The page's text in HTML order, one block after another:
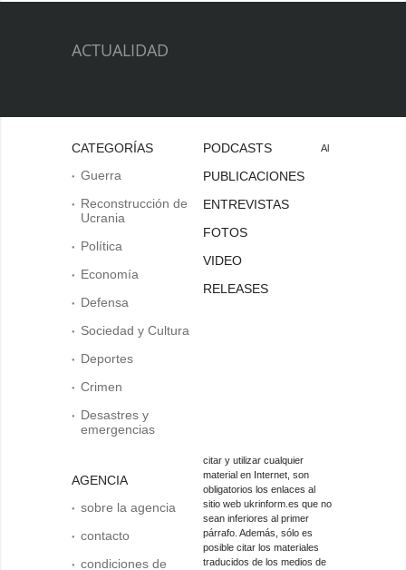
ACTUALIDAD
CATEGORÍAS
Guerra
Reconstrucción de
Ucrania
Política
Economía
Defensa
Sociedad y Cultura
Deportes
Crimen
Desastres y
emergencias
AGENCIA
sobre la agencia
contacto
condiciones de
PODCASTS
PUBLICACIONES
ENTREVISTAS
FOTOS
VIDEO
RELEASES
Al
citar y utilizar cualquier
material en Internet, son
obligatorios los enlaces al
sitio web ukrinform.es que no
sean inferiores al primer
párrafo. Además, sólo es
posible citar los materiales
traducidos de los medios de